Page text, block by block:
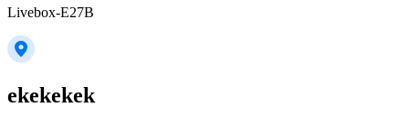
Livebox-E27B
ekekekek